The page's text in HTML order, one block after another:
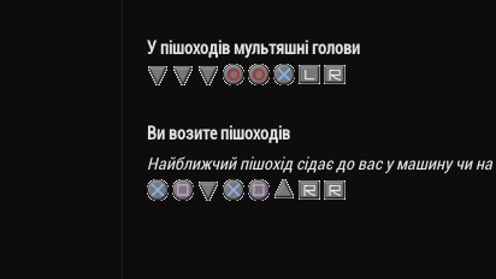
У пішоходів мультяшні голови
Ви возите пішоходів
Найближчий пішохід сідає до вас у машину чи